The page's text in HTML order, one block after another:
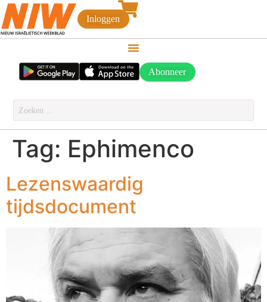
Inloggen
Abonneer
Tag: Ephimenco
Lezenswaardig
tijdsdocument